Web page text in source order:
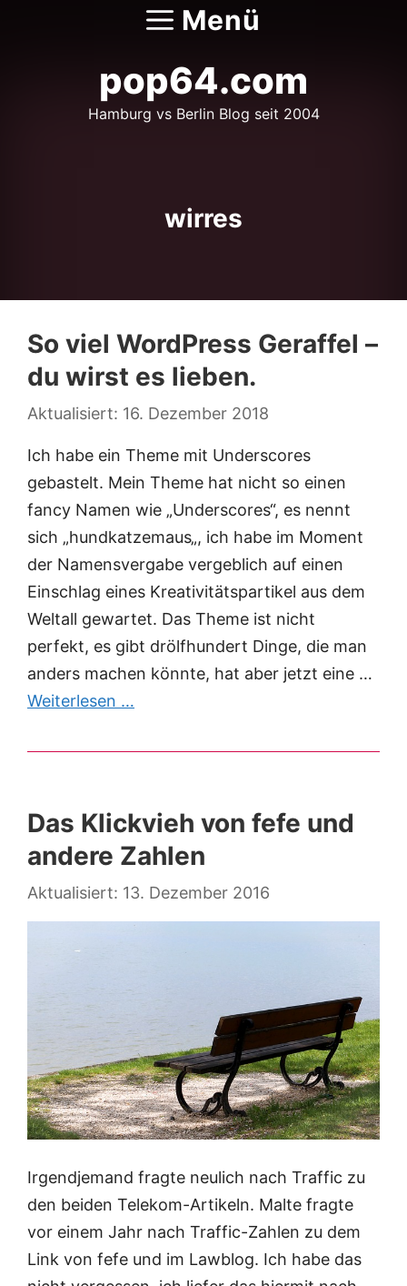
Menü
pop64.com
Hamburg vs Berlin Blog seit 2004
wirres
So viel WordPress Geraffel –
du wirst es lieben.
16. Dezember 2018
Ich habe ein Theme mit Underscores
gebastelt. Mein Theme hat nicht so einen
fancy Namen wie „Underscores“, es nennt
sich „hundkatzemaus„, ich habe im Moment
der Namensvergabe vergeblich auf einen
Einschlag eines Kreativitätspartikel aus dem
Weltall gewartet. Das Theme ist nicht
perfekt, es gibt drölfhundert Dinge, die man
anders machen könnte, hat aber jetzt eine …
Weiterlesen …
Das Klickvieh von fefe und
andere Zahlen
13. Dezember 2016
Irgendjemand fragte neulich nach Traffic zu
den beiden Telekom-Artikeln. Malte fragte
vor einem Jahr nach Traffic-Zahlen zu dem
Link von fefe und im Lawblog. Ich habe das